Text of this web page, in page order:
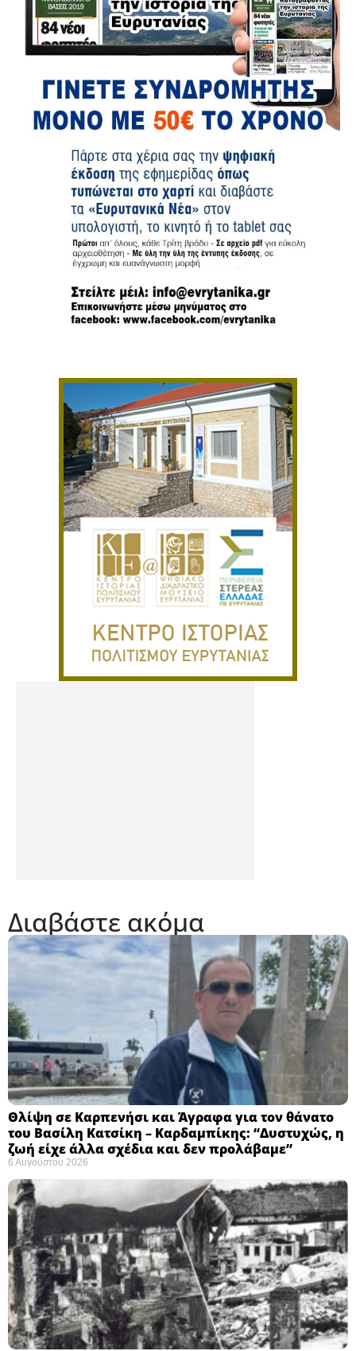
Διαβάστε ακόμα
Θλίψη σε Καρπενήσι και Άγραφα για τον θάνατο
του Βασίλη Κατσίκη – Καρδαμπίκης: “Δυστυχώς, η
ζωή είχε άλλα σχέδια και δεν προλάβαμε”
6 Αυγούστου 2026